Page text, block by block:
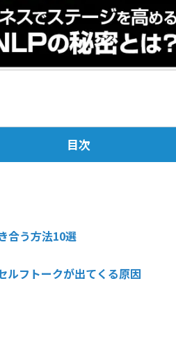
目次
合う方法10選
ルフトークが出てくる原因